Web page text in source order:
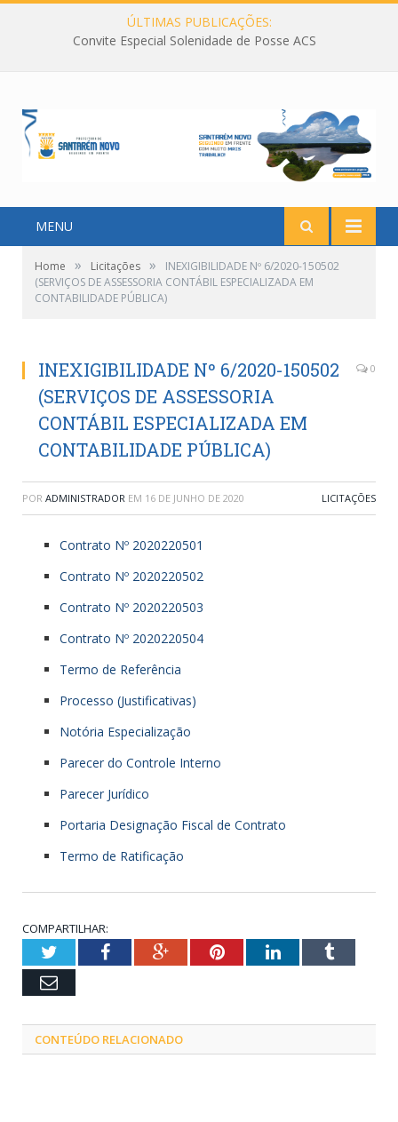
ÚLTIMAS PUBLICAÇÕES:
Convite Especial Solenidade de Posse ACS
MENU
Home » Licitações »
INEXIGIBILIDADE Nº 6/2020-150502
(SERVIÇOS DE ASSESSORIA CONTÁBIL ESPECIALIZADA EM
CONTABILIDADE PÚBLICA)
INEXIGIBILIDADE Nº 6/2020-150502
(SERVIÇOS DE ASSESSORIA
CONTÁBIL ESPECIALIZADA EM
CONTABILIDADE PÚBLICA)
0
POR ADMINISTRADOR EM 16 DE JUNHO DE 2020 LICITAÇÕES
Contrato Nº 2020220501
Contrato Nº 2020220502
Contrato Nº 2020220503
Contrato Nº 2020220504
Termo de Referência
Processo (Justificativas)
Notória Especialização
Parecer do Controle Interno
Parecer Jurídico
Portaria Designação Fiscal de Contrato
Termo de Ratificação
COMPARTILHAR:
TwitterFacebookGoogle+PinterestLinkedInTumblr
Email
CONTEÚDO RELACIONADO